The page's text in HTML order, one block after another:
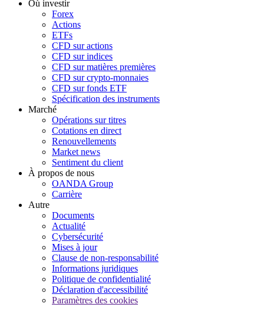
Où investir
Forex
Actions
ETFs
CFD sur actions
CFD sur indices
CFD sur matières premières
CFD sur crypto-monnaies
CFD sur fonds ETF
Spécification des instruments
Marché
Opérations sur titres
Cotations en direct
Renouvellements
Market news
Sentiment du client
À propos de nous
OANDA Group
Carrière
Autre
Documents
Actualité
Cybersécurité
Mises à jour
Clause de non-responsabilité
Informations juridiques
Politique de confidentialité
Déclaration d'accessibilité
Paramètres des cookies